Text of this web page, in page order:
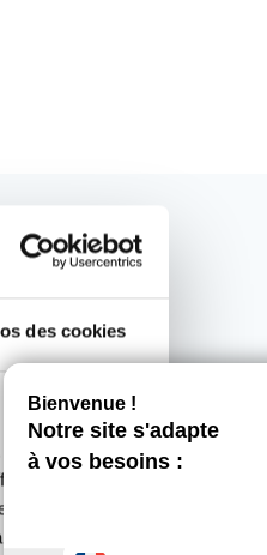
des cookies
des
des
ainsi que de
de